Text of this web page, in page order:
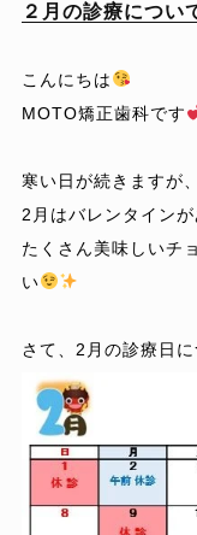
２月の診療につい
こんにちは
MOTO矯正歯科です
寒い日が続きますが
2月はバレンタイン
たくさん美味しいチ
い
さて、2月の診療日に